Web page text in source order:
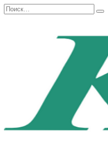
Перейти
к
Search
for: